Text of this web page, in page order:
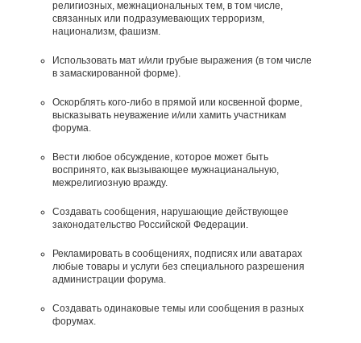
религиозных, межнациональных тем, в том числе,
связанных или подразумевающих терроризм,
национализм, фашизм.
Использовать мат и/или грубые выражения (в том числе
в замаскированной форме).
Оскорблять кого-либо в прямой или косвенной форме,
высказывать неуважение и/или хамить участникам
форума.
Вести любое обсуждение, которое может быть
воспринято, как вызывающее мужнацианальную,
межрелигиозную вражду.
Создавать сообщения, наpyшающие действyющее
законодательство Российской Федерации.
Рекламировать в сообщениях, подписях или аватарах
любые товары и услуги без специального разрешения
администрации форума.
Создавать одинаковые темы или сообщения в разных
форумах.